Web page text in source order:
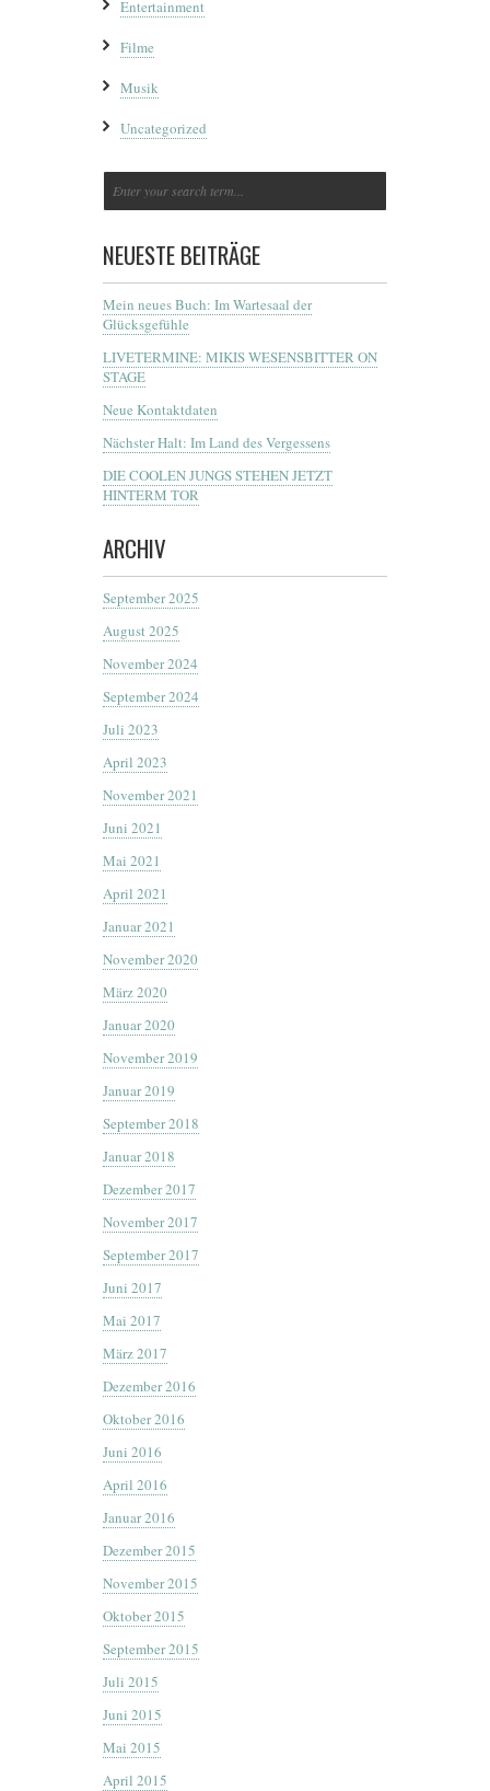
Entertainment
Filme
Musik
Uncategorized
NEUESTE BEITRÄGE
Mein neues Buch: Im Wartesaal der
Glücksgefühle
LIVETERMINE: MIKIS WESENSBITTER ON
STAGE
Neue Kontaktdaten
Nächster Halt: Im Land des Vergessens
DIE COOLEN JUNGS STEHEN JETZT
HINTERM TOR
ARCHIV
September 2025
August 2025
November 2024
September 2024
Juli 2023
April 2023
November 2021
Juni 2021
Mai 2021
April 2021
Januar 2021
November 2020
März 2020
Januar 2020
November 2019
Januar 2019
September 2018
Januar 2018
Dezember 2017
November 2017
September 2017
Juni 2017
Mai 2017
März 2017
Dezember 2016
Oktober 2016
Juni 2016
April 2016
Januar 2016
Dezember 2015
November 2015
Oktober 2015
September 2015
Juli 2015
Juni 2015
Mai 2015
April 2015